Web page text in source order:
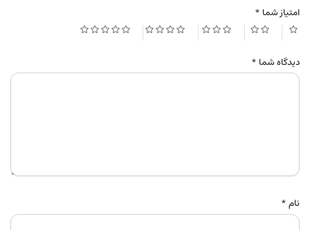
امتیاز شما *
دیدگاه شما *
نام*